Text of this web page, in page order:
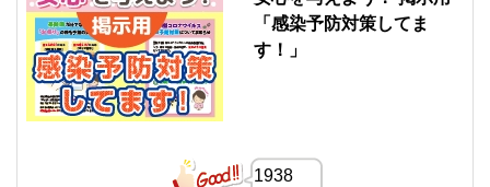
「感染予防対策してま
す！」
1938